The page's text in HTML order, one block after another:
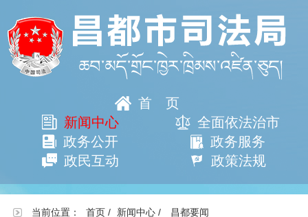
首页
新闻中心
全面依法治市
政务公开
政务服务
政民互动
政策法规
当前位置： 首页/ 新闻中心/ 昌都要闻